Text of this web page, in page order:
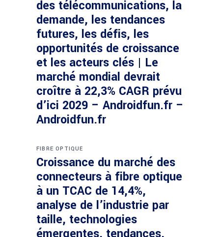
des télécommunications, la
demande, les tendances
futures, les défis, les
opportunités de croissance
et les acteurs clés | Le
marché mondial devrait
croître à 22,3% CAGR prévu
d’ici 2029 – Androidfun.fr –
Androidfun.fr
FIBRE OPTIQUE
Croissance du marché des
connecteurs à fibre optique
à un TCAC de 14,4%,
analyse de l’industrie par
taille, technologies